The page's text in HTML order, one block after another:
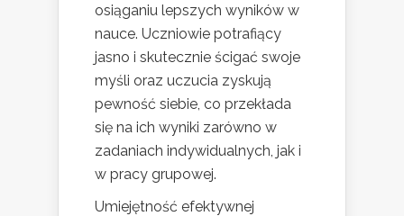
osiąganiu lepszych wyników w
nauce. Uczniowie potrafiący
jasno i skutecznie ścigać swoje
myśli oraz uczucia zyskują
pewność siebie, co przekłada
się na ich wyniki zarówno w
zadaniach indywidualnych, jak i
w pracy grupowej.
Umiejętność efektywnej